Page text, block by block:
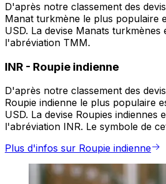
D'après notre classement des
Manat turkmène le plus populaire
USD. La devise Manats
l'abréviation TMM.
INR - Roupie indienne
D'après notre classement des
Roupie indienne le plus populaire
USD. La devise Roupies indiennes
l'abréviation INR. Le symbole de
Plus d'infos sur Roupie indienne